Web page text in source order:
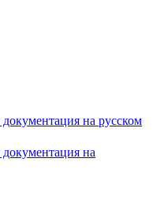
на русском
на